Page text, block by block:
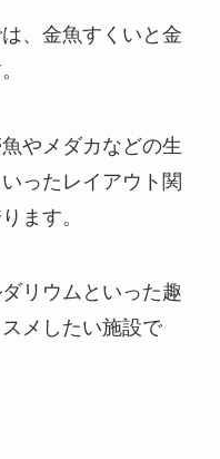
、金魚すくいと金
やメダカなどの生
ったレイアウト関
ます。
リウムといった趣
メしたい施設で